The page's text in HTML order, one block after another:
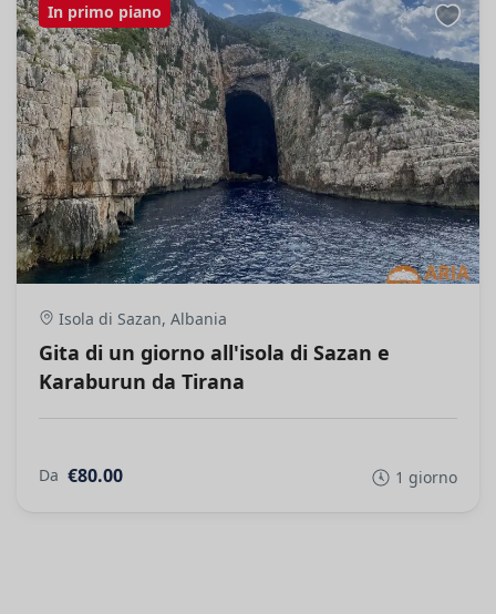
In primo piano
Isola di Sazan, Albania
Gita di un giorno all'isola di Sazan e
Karaburun da Tirana
Da €80.00 1 giorno